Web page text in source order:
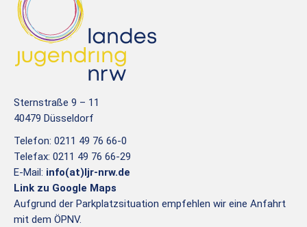
Sternstraße 9 – 11
40479 Düsseldorf
Telefon: 0211 49 76 66-0
Telefax: 0211 49 76 66-29
E-Mail: info(at)ljr-nrw.de
Link zu Google Maps
Aufgrund der Parkplatzsituation empfehlen wir eine Anfahrt
mit dem ÖPNV.